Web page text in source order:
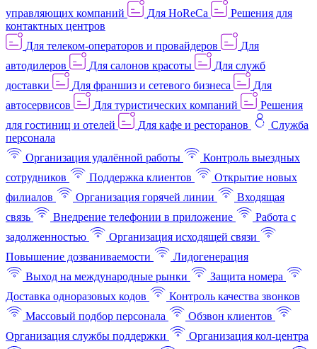
управляющих компаний
Для HoReCa
Решения для
контактных центров
Для телеком-операторов и провайдеров
Для
автодилеров
Для салонов красоты
Для служб
доставки
Для франшиз и сетевого бизнеса
Для
автосервисов
Для туристических компаний
Решения
для гостиниц и отелей
Для кафе и ресторанов
Служба
персонала
Организация удалённой работы
Контроль выездных
сотрудников
Поддержка клиентов
Открытие новых
филиалов
Организация горячей линии
Входящая
связь
Внедрение телефонии в приложение
Работа с
задолженностью
Организация исходящей связи
Повышение дозваниваемости
Лидогенерация
Выход на международные рынки
Защита номера
Доставка одноразовых кодов
Контроль качества звонков
Массовый подбор персонала
Обзвон клиентов
Организация службы поддержки
Организация кол-центра